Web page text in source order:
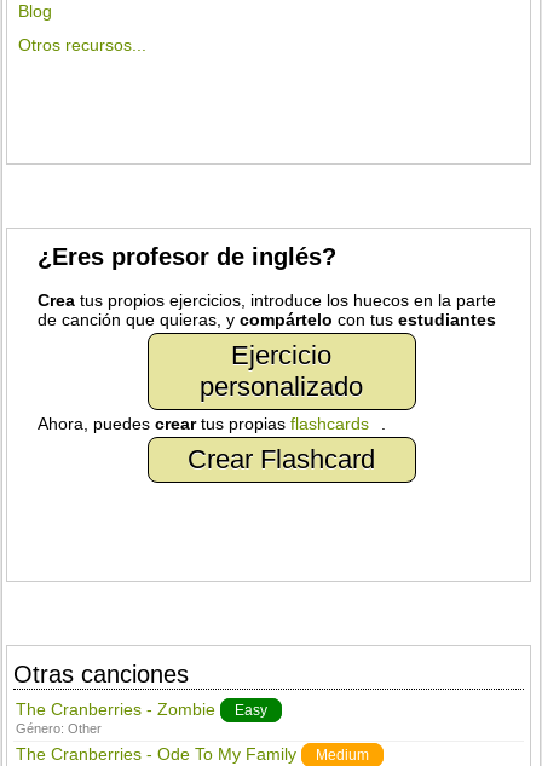
Blog
Otros recursos...
¿Eres profesor de inglés?
Crea tus propios ejercicios, introduce los huecos en la parte
de canción que quieras, ycompártelo con tusestudiantes
Ejercicio
personalizado
Ahora, puedescreartus propiasflashcards
Crear Flashcard
Otras canciones
The Cranberries - Zombie Easy
Género:Other
The Cranberries - Ode To My Family Medium